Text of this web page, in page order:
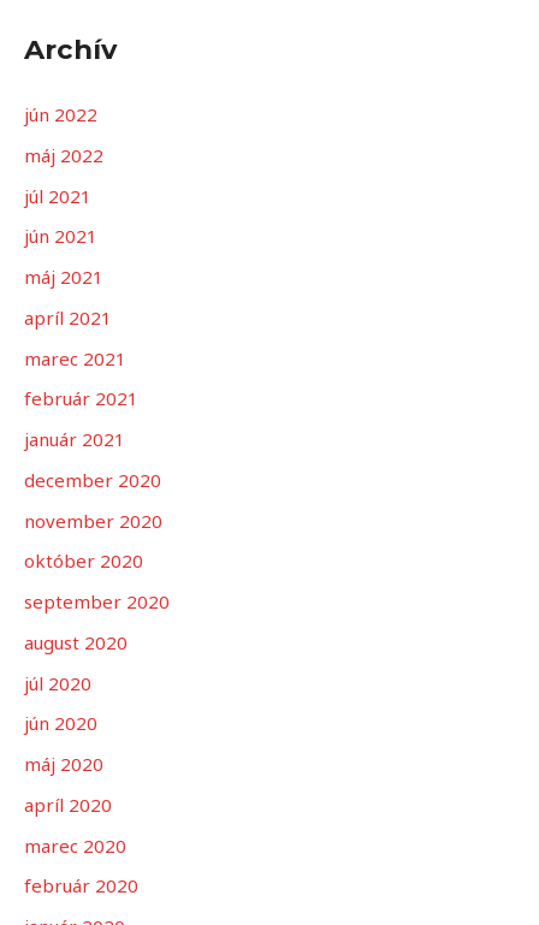
Archív
jún 2022
máj 2022
júl 2021
jún 2021
máj 2021
apríl 2021
marec 2021
február 2021
január 2021
december 2020
november 2020
október 2020
september 2020
august 2020
júl 2020
jún 2020
máj 2020
apríl 2020
marec 2020
február 2020